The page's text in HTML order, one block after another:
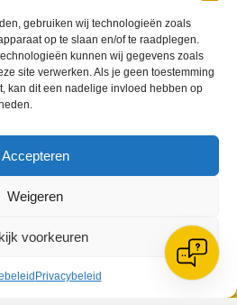
gebruiken wij technologieën zoals
op te slaan en/of te raadplegen.
kunnen wij gegevens zoals
site verwerken. Als je geen toestemming
kan dit een nadelige invloed hebben op
Accepteren
Weigeren
voorkeuren
Privacybeleid